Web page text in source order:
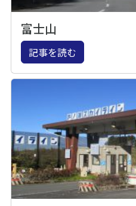
富士山
記事を読む